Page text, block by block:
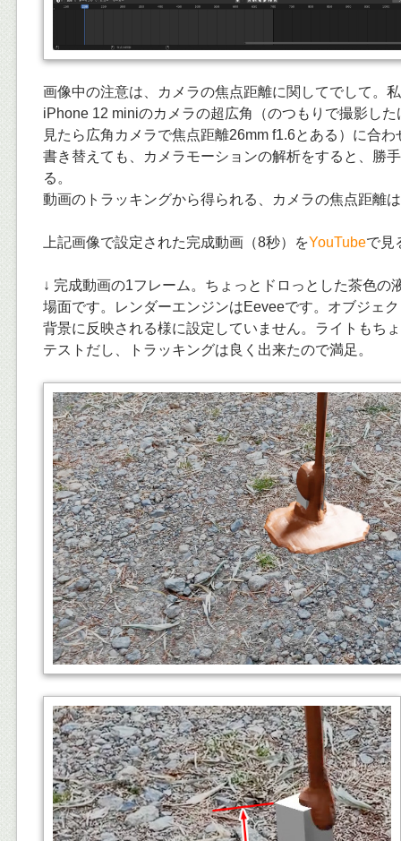
画像中の注意は、カメラの焦点距離に関してでして。
iPhone 12 miniのカメラの超広角（のつもりで撮影し
見たら広角カメラで焦点距離26mm f1.6とある）に合
書き替えても、カメラモーションの解析をすると、勝
る。
動画のトラッキングから得られる、カメラの焦点距離
上記画像で設定された完成動画（8秒）をYouTubeで見
↓ 完成動画の1フレーム。ちょっとドロっとした茶色の
場面です。レンダーエンジンはEeveeです。オブジェ
背景に反映される様に設定していません。ライトもち
テストだし、トラッキングは良く出来たので満足。